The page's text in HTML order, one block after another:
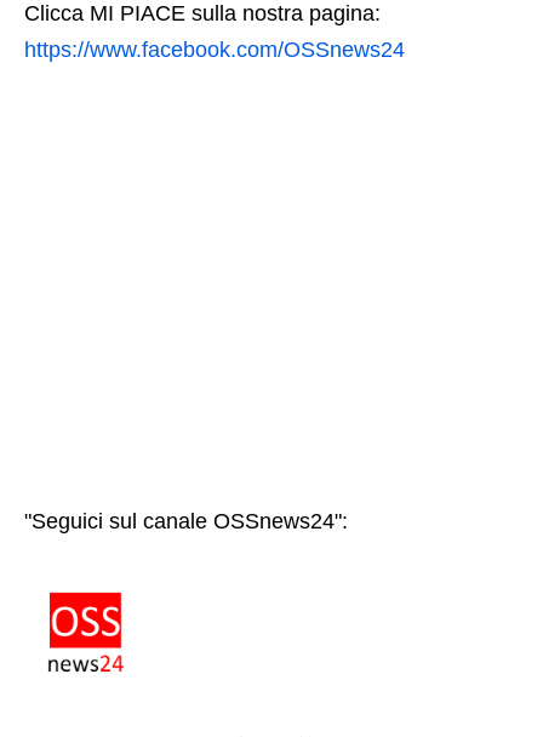
Clicca MI PIACE sulla nostra pagina:
https://www.facebook.com/OSSnews24
"Seguici sul canale OSSnews24":